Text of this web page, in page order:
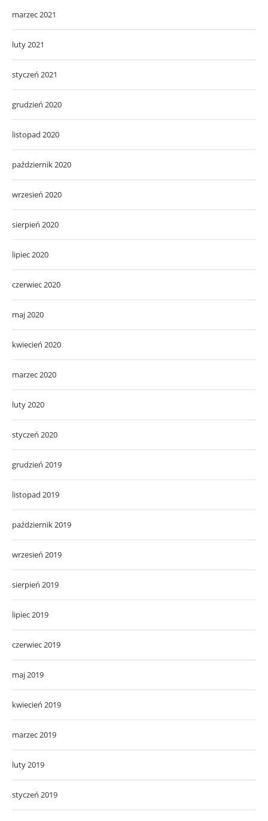
marzec 2021
luty 2021
styczeń 2021
grudzień 2020
listopad 2020
październik 2020
wrzesień 2020
sierpień 2020
lipiec 2020
czerwiec 2020
maj 2020
kwiecień 2020
marzec 2020
luty 2020
styczeń 2020
grudzień 2019
listopad 2019
październik 2019
wrzesień 2019
sierpień 2019
lipiec 2019
czerwiec 2019
maj 2019
kwiecień 2019
marzec 2019
luty 2019
styczeń 2019